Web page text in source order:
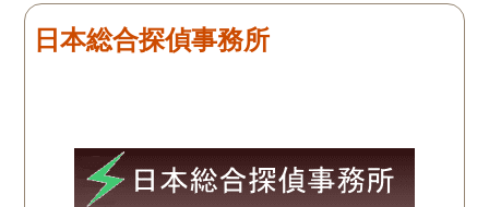
度、自分でも行動パターン
の把握をしていましたが、
ズでした。 とくに、急なお
願いの時に人員を手配して
日本総合探偵事務所